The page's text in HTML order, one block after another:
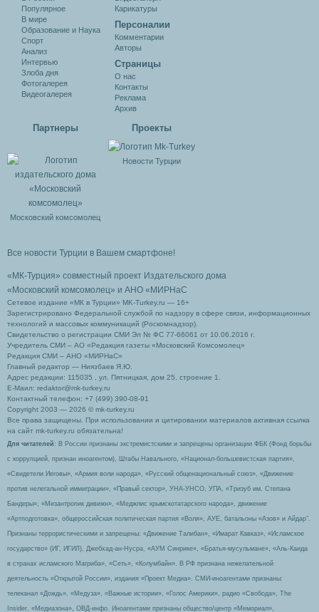
Популярное
В мире
Образование и Наука
Спорт
Анализ
Интервью
Злоба дня
Фотогалерея
Видеогалерея
Карикатуры
Персоналии
Комментарии
Авторы
Cтраницы
О нас
Контакты
Реклама
Архив
Партнеры
Московский комсомолец
Проекты
Новости Турции
Все новости Турции в Вашем смартфоне!
«МК-Турция» совместный проект Издательского дома
«Московский комсомолец» и АНО «МИРНаС
Сетевое издание «МК в Турции» MK-Turkey.ru — 16+
Зарегистрировано Федеральной службой по надзору в сфере связи, информационных
технологий и массовых коммуникаций (Роскомнадзор).
Свидетельство о регистрации СМИ Эл № ФС 77-66061 от 10.06.2016 г.
Учредитель СМИ – АО «Редакция газеты «Московский Комсомолец»
Редакция СМИ – АНО «МИРНаС»
Главный редактор — Ниязбаев Я.Ю.
Адрес редакции: 115035 , ул. Пятницкая, дом 25, строение 1.
Е-Маил: redaktor@mk-turkey.ru
Контактный телефон: +7 (499) 390-08-91
Copyright 2003 — 2026 © mk-turkey.ru
Все права защищены. При использовании и цитировании материалов активная ссылка
на сайт mk-turkey.ru обязательна!
Для читателей : В России признаны экстремистскими и запрещены организации ФБК (Фонд борьбы
с коррупцией, признан иноагентом), Штабы Навального, «Национал-большевистская партия»,
«Свидетели Иеговы», «Армия воли народа», «Русский общенациональный союз», «Движение
против нелегальной иммиграции», «Правый сектор», УНА-УНСО, УПА, «Тризуб им. Степана
Бандеры», «Мизантропик дивижн», «Меджлис крымскотатарского народа», движение
«Артподготовка», общероссийская политическая партия «Воля», АУЕ, батальоны «Азов» и Айдар″.
Признаны террористическими и запрещены: «Движение Талибан», «Имарат Кавказ», «Исламское
государство» (ИГ, ИГИЛ), Джебхад-ан-Нусра, «АУМ Синрике», «Братья-мусульмане», «Аль-Каида
в странах исламского Магриба», «Сеть», «Колумбайн». В РФ признана нежелательной
деятельность «Открытой России», издания «Проект Медиа». СМИ-иноагентами признаны:
телеканал «Дождь», «Медуза», «Важные истории», «Голос Америки», радио «Свобода», The
Insider, «Медиазона», ОВД-инфо. Иноагентами признаны общество/центр «Мемориал»,